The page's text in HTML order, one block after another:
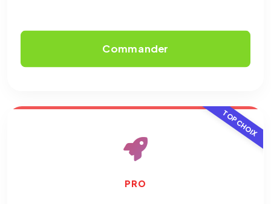
Commander
TOP CHOIX
PRO